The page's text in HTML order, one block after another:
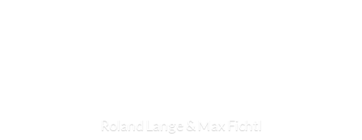
Roland Lange & Max Fichtl